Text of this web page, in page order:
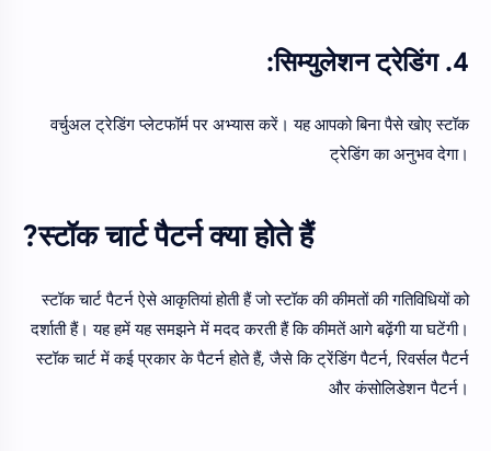
4. सिम्युलेशन ट्रेडिंग:
वर्चुअल ट्रेडिंग प्लेटफॉर्म पर अभ्यास करें। यह आपको बिना पैसे खोए स्टॉक
ट्रेडिंग का अनुभव देगा।
स्टॉक चार्ट पैटर्न क्या होते हैं?
स्टॉक चार्ट पैटर्न ऐसे आकृतियां होती हैं जो स्टॉक की कीमतों की गतिविधियों को
दर्शाती हैं। यह हमें यह समझने में मदद करती हैं कि कीमतें आगे बढ़ेंगी या घटेंगी।
स्टॉक चार्ट में कई प्रकार के पैटर्न होते हैं, जैसे कि ट्रेंडिंग पैटर्न, रिवर्सल पैटर्न
और कंसोलिडेशन पैटर्न।